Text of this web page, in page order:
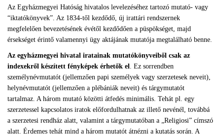
Az Egyházmegyei Hatóság hivatalos levelezéséhez tartozó mutató- vagy
“iktatókönyvek”. Az 1834-től kezdődő, új irattári rendszernek
megfelelően bevezetésének évétől kezdődően a püspökséget, majd
érsekséget érintő valamennyi ügy aktájának mutatója megtalálható benne.
Az egyházmegyei hivatal iratainak mutatókönyveiből csak az
indexekről készített fényképek érhetők el. Ez sorrendben
személynévmutatót (jellemzően papi személyek vagy szerzetesek neveit),
helynévmutatót (jellemzően a plébániák neveit) és tárgymutatót
tartalmaz. A három mutató közötti átfedés minimális. Tehát pl. egy
szerzetessel kapcsolatos iratok előfordulhatnak az illető nevénél, továbbá
a szerzetesi rendház alatt, valamint a tárgymutatóban a „Religiosi” címszó
alatt. Érdemes tehát mind a három mutatót átnézni a kutatás során. A